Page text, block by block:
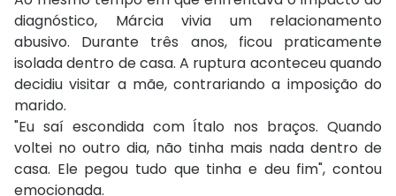
diagnóstico, Márcia vivia um relacionamento
abusivo. Durante três anos, ficou praticamente
isolada dentro de casa. A ruptura aconteceu quando
decidiu visitar a mãe, contrariando a imposição do
marido.
"Eu saí escondida com Ítalo nos braços. Quando
voltei no outro dia, não tinha mais nada dentro de
casa. Ele pegou tudo que tinha e deu fim", contou
emocionada.